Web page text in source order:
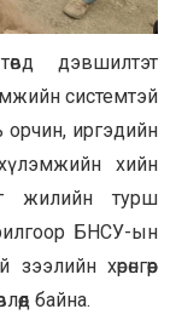
дэвшилтэт
системтэй
орчин, иргэдийн
хүлэмжийн хийн
жилийн турш
БНСУ-ын
хөрөнгөөр
байна.